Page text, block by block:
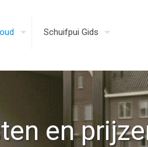
Schuifpui Gids
en